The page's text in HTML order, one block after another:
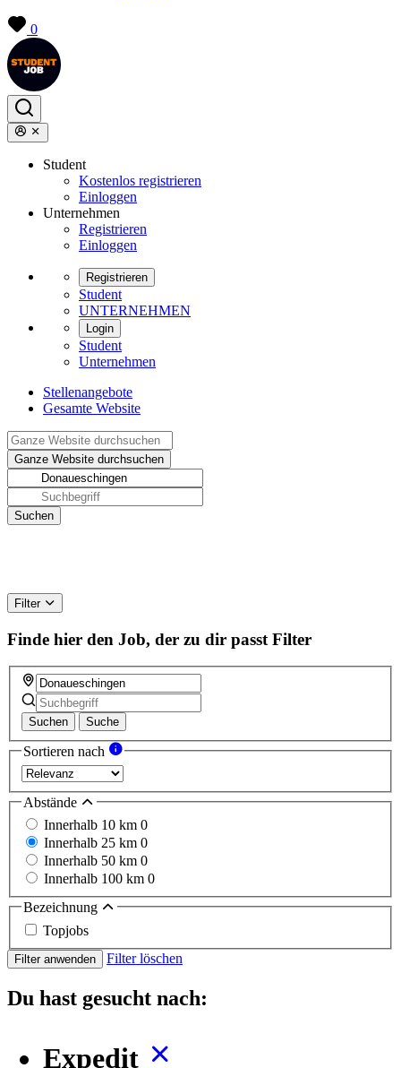
0
Student
Kostenlos registrieren
Einloggen
Unternehmen
Registrieren
Einloggen
Registrieren
Student
UNTERNEHMEN
Login
Student
Unternehmen
Stellenangebote
Gesamte Website
Filter
Finde hier den Job, der zu dir passt Filter
Suchen Suche
Sortieren nach
Abstände
Innerhalb 10 km 0
Innerhalb 25 km 0
Innerhalb 50 km 0
Innerhalb 100 km 0
Bezeichnung
Topjobs
Filter anwenden Filter löschen
Du hast gesucht nach:
Expedit